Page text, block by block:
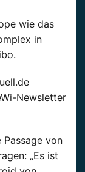
wie das
in
Newsletter
von
„Es ist